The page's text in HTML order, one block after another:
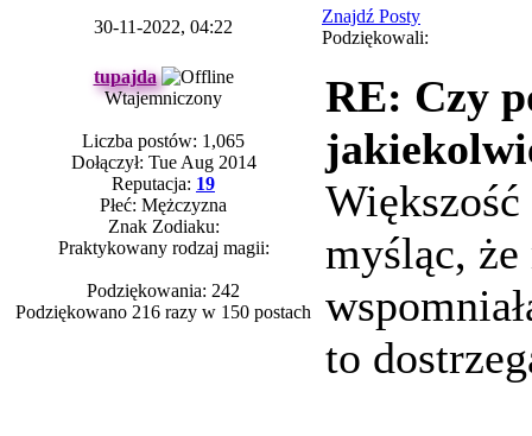
30-11-2022, 04:22
Znajdź Posty
Podziękowali:
tupajda
Wtajemniczony
Liczba postów: 1,065
Dołączył: Tue Aug 2014
Reputacja: 19
Płeć: Mężczyzna
Znak Zodiaku:
Praktykowany rodzaj magii:
Podziękowania: 242
Podziękowano 216 razy w 150 postach
RE: Czy
myśląc,
to